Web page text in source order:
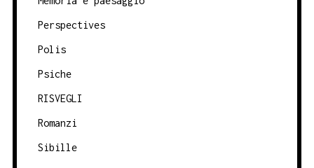
Perspectives
Polis
Psiche
RISVEGLI
Romanzi
Sibille